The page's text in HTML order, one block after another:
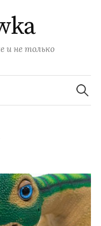
и не только
Найти: